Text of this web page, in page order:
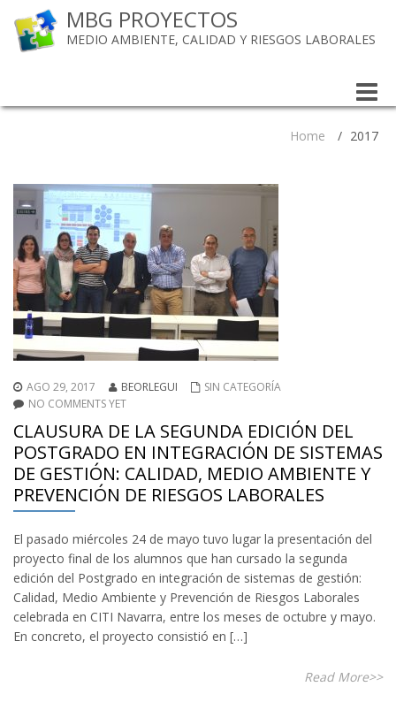
MBG PROYECTOS
MEDIO AMBIENTE, CALIDAD Y RIESGOS LABORALES
Toggle
Home
/ 2017
AGO 29, 2017 BEORLEGUI
SIN CATEGORÍA
NO COMMENTS YET
CLAUSURA DE LA SEGUNDA EDICIÓN DEL
POSTGRADO EN INTEGRACIÓN DE SISTEMAS
DE GESTIÓN: CALIDAD, MEDIO AMBIENTE Y
PREVENCIÓN DE RIESGOS LABORALES
El pasado miércoles 24 de mayo tuvo lugar la presentación del
proyecto final de los alumnos que han cursado la segunda
edición del Postgrado en integración de sistemas de gestión:
Calidad, Medio Ambiente y Prevención de Riesgos Laborales
celebrada en CITI Navarra, entre los meses de octubre y mayo.
En concreto, el proyecto consistió en […]
Read More>>